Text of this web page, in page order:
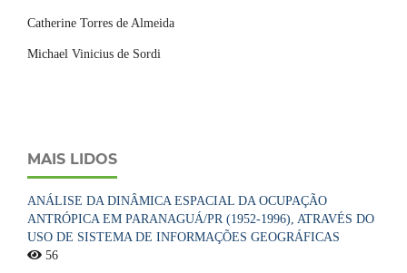
Catherine Torres de Almeida
Michael Vinicius de Sordi
MAIS LIDOS
ANÁLISE DA DINÂMICA ESPACIAL DA OCUPAÇÃO
ANTRÓPICA EM PARANAGUÁ/PR (1952-1996), ATRAVÉS DO
USO DE SISTEMA DE INFORMAÇÕES GEOGRÁFICAS
56